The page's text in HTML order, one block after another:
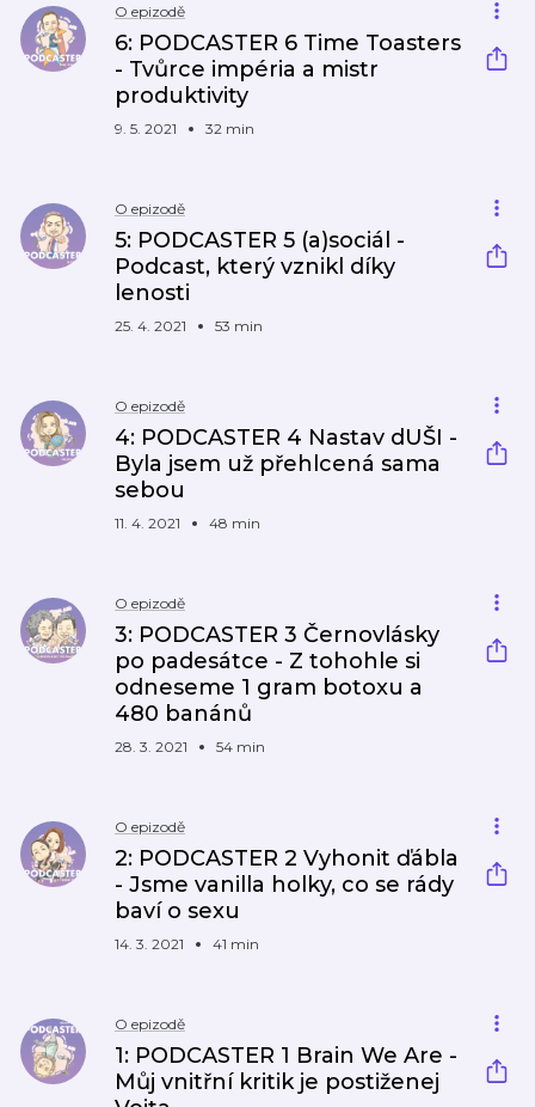
O epizodě
6: PODCASTER 6 Time Toasters
- Tvůrce impéria a mistr
produktivity
9. 5. 2021 32 min
O epizodě
5: PODCASTER 5 (a)sociál -
Podcast, který vznikl díky
lenosti
25. 4. 2021 53 min
O epizodě
4: PODCASTER 4 Nastav dUŠI -
Byla jsem už přehlcená sama
sebou
11. 4. 2021 48 min
O epizodě
3: PODCASTER 3 Černovlásky
po padesátce - Z tohohle si
odneseme 1 gram botoxu a
480 banánů
28. 3. 2021 54 min
O epizodě
2: PODCASTER 2 Vyhonit ďábla
- Jsme vanilla holky, co se rády
baví o sexu
14. 3. 2021 41 min
O epizodě
1: PODCASTER 1 Brain We Are -
Můj vnitřní kritik je postiženej